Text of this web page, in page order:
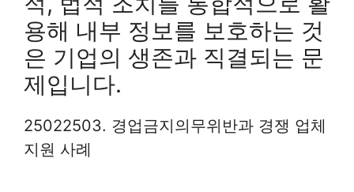
용해 내부 정보를 보호하는 것
은 기업의 생존과 직결되는 문
제입니다.
25022503. 경업금지의무위반과 경쟁 업체
지원 사례